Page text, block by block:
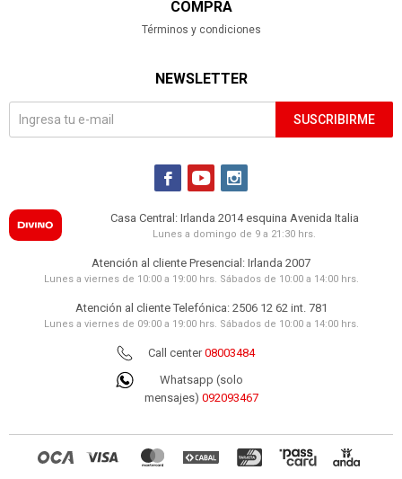
COMPRA
Términos y condiciones
NEWSLETTER
SUSCRIBIRME
  
Casa Central: Irlanda 2014 esquina Avenida Italia
Lunes a domingo de 9 a 21:30 hrs.
Atención al cliente Presencial: Irlanda 2007
Lunes a viernes de 10:00 a 19:00 hrs. Sábados de 10:00 a 14:00 hrs.
Atención al cliente Telefónica: 2506 12 62 int. 781
Lunes a viernes de 09:00 a 19:00 hrs. Sábados de 10:00 a 14:00 hrs.
Call center08003484
Whatsapp (solo
mensajes) 092093467